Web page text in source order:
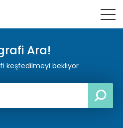
Ara!
keşfedilmeyi bekliyor